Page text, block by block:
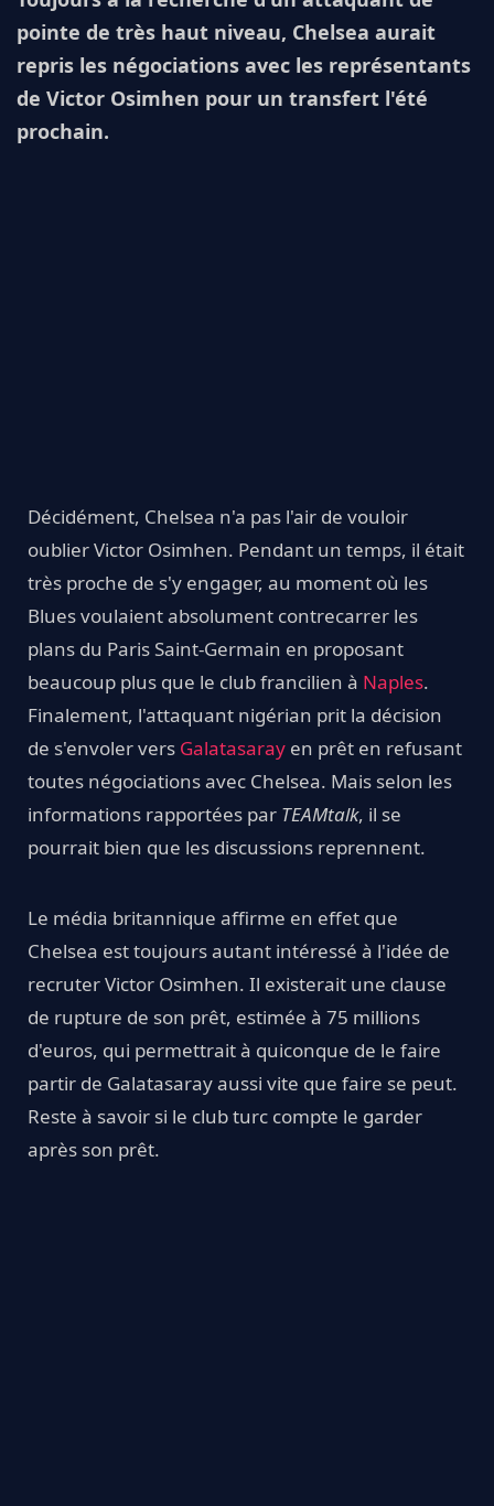
pointe de très haut niveau, Chelsea aurait
repris les négociations avec les représentants
de Victor Osimhen pour un transfert l'été
prochain.
Décidément, Chelsea n'a pas l'air de vouloir
oublier Victor Osimhen. Pendant un temps, il était
très proche de s'y engager, au moment où les
Blues voulaient absolument contrecarrer les
plans du Paris Saint-Germain en proposant
beaucoup plus que le club francilien à Naples.
Finalement, l'attaquant nigérian prit la décision
de s'envoler vers Galatasaray en prêt en refusant
toutes négociations avec Chelsea. Mais selon les
informations rapportées par TEAMtalk, il se
pourrait bien que les discussions reprennent.
Le média britannique affirme en effet que
Chelsea est toujours autant intéressé à l'idée de
recruter Victor Osimhen. Il existerait une clause
de rupture de son prêt, estimée à 75 millions
d'euros, qui permettrait à quiconque de le faire
partir de Galatasaray aussi vite que faire se peut.
Reste à savoir si le club turc compte le garder
après son prêt.